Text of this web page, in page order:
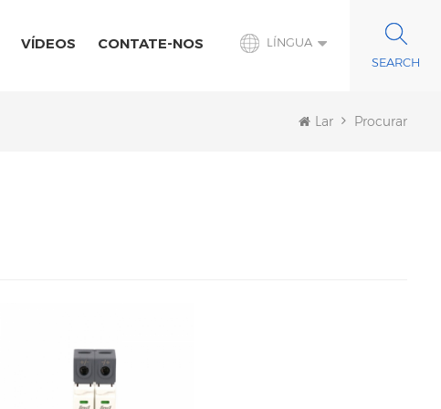
LÍNGUA
VÍDEOS CONTATE-NOS
Lar Procurar